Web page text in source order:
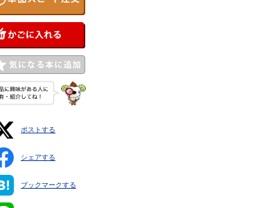
ポストする
シェアする
ブックマークする